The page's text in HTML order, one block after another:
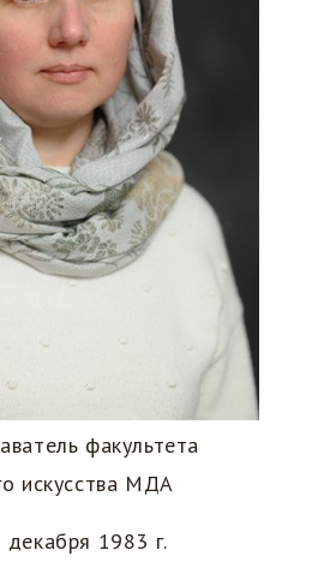
факультета
искусства МДА
декабря 1983 г.